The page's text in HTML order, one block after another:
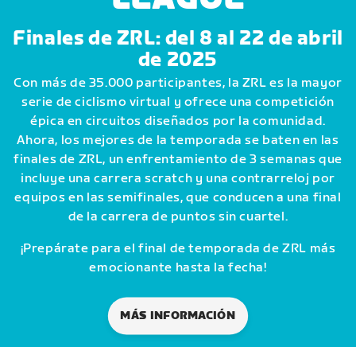
Finales de ZRL: del 8 al 22 de abril
de 2025
Con más de 35.000 participantes, la ZRL es la mayor
serie de ciclismo virtual y ofrece una competición
épica en circuitos diseñados por la comunidad.
Ahora, los mejores de la temporada se baten en las
finales de ZRL, un enfrentamiento de 3 semanas que
incluye una carrera scratch y una contrarreloj por
equipos en las semifinales, que conducen a una final
de la carrera de puntos sin cuartel.
¡Prepárate para el final de temporada de ZRL más
emocionante hasta la fecha!
MÁS INFORMACIÓN